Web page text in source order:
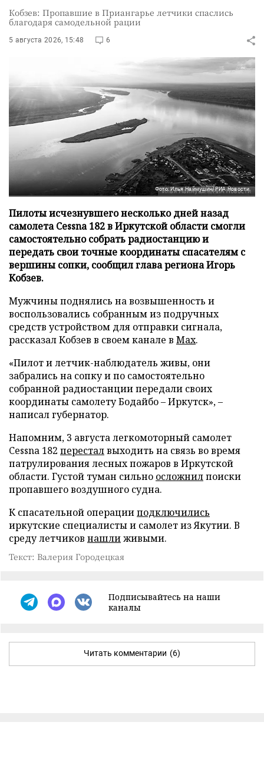
Кобзев: Пропавшие в Приангарье летчики спаслись
благодаря самодельной рации
5 августа 2026, 15:48 6
Фото: Илья Наймушин/РИА Новости
Пилоты исчезнувшего несколько дней назад
самолета Cessna 182 в Иркутской области смогли
самостоятельно собрать радиостанцию и
передать свои точные координаты спасателям с
вершины сопки, сообщил глава региона Игорь
Кобзев.
Мужчины поднялись на возвышенность и
воспользовались собранным из подручных
средств устройством для отправки сигнала,
рассказал Кобзев в своем канале в Max.
«Пилот и летчик-наблюдатель живы, они
забрались на сопку и по самостоятельно
собранной радиостанции передали своих
координаты самолету Бодайбо – Иркутск», –
написал губернатор.
Напомним, 3 августа легкомоторный самолет
Cessna 182 пересталвыходить на связь во время
патрулирования лесных пожаров в Иркутской
области. Густой туман сильно осложнилпоиски
пропавшего воздушного судна.
К спасательной операцииподключились
иркутские специалисты и самолет из Якутии. В
среду летчиков нашлиживыми.
Текст: Валерия Городецкая
Подписывайтесь на наши
каналы
Читать комментарии (6)